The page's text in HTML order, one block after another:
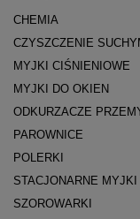
CHEMIA
CZYSZCZENIE
MYJKI CIŚNIENIOWE
MYJKI DO OKIEN
ODKURZACZE
PAROWNICE
POLERKI
STACJONARNE
SZOROWARKI